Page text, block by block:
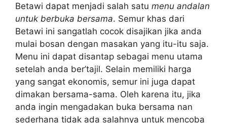
Betawi dapat menjadi salah satu menu andalan
untuk berbuka bersama. Semur khas dari
Betawi ini sangatlah cocok disajikan jika anda
mulai bosan dengan masakan yang itu-itu saja.
Menu ini dapat disantap sebagai menu utama
setelah anda ber’tajil. Selain memiliki harga
yang sangat ekonomis, semur ini juga dapat
dimakan bersama-sama. Oleh karena itu, jika
anda ingin mengadakan buka bersama nan
sederhana tidak ada salahnya untuk mencoba